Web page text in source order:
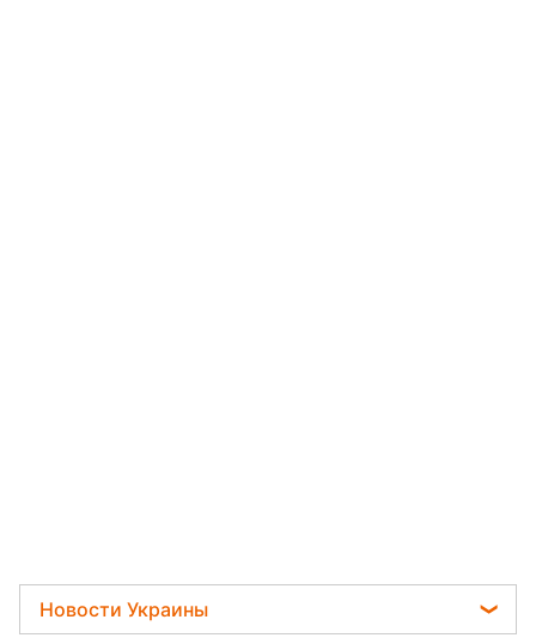
Новости Украины